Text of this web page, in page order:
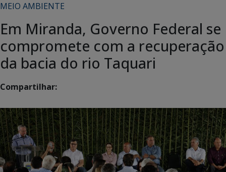
MEIO AMBIENTE
Em Miranda, Governo Federal se
compromete com a recuperação
da bacia do rio Taquari
Compartilhar: